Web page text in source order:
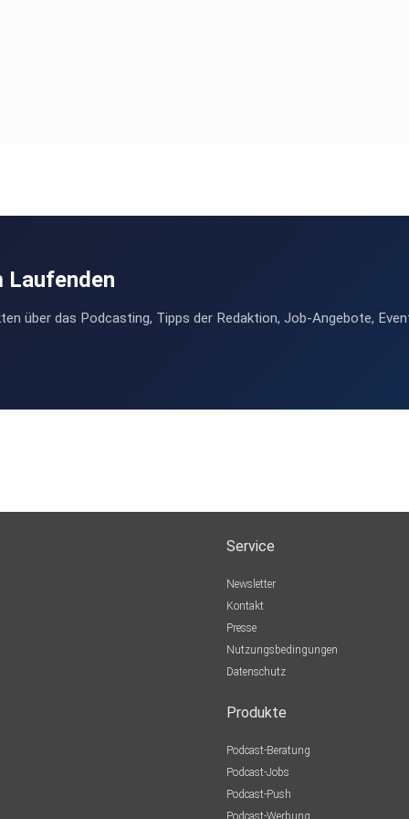
Laufenden
über das Podcasting, Tipps der Redaktion, Job-Angebote,
Service
Newsletter
Kontakt
Presse
Nutzungsbedingungen
Datenschutz
Produkte
Podcast-Beratung
Podcast-Jobs
Podcast-Push
Podcast-Werbung